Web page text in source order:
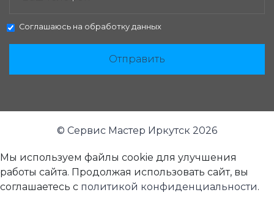
Соглашаюсь на обработку данных
Отправить
© Сервис Мастер Иркутск 2026
Мы используем файлы cookie для улучшения
работы сайта. Продолжая использовать сайт, вы
соглашаетесь с политикой конфиденциальности.